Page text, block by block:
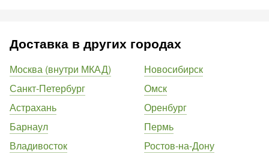
Доставка в других городах
Москва (внутри МКАД)
Санкт-Петербург
Астрахань
Барнаул
Владивосток
Новосибирск
Омск
Оренбург
Пермь
Ростов-на-Дону